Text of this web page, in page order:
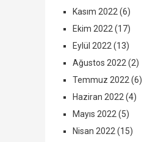
Kasım 2022 (6)
Ekim 2022 (17)
Eylül 2022 (13)
Ağustos 2022 (2)
Temmuz 2022 (6)
Haziran 2022 (4)
Mayıs 2022 (5)
Nisan 2022 (15)